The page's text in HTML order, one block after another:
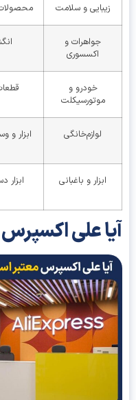
زیبایی و سلامت محصولات
جواهرات و
اکسسوری
انگشتر،
خودرو و
موتورسیکلت
قطعات
لوازم‌خانگی
ابزار و
ابزار و باغبانی
ابزار دستی
علی اکسپرس